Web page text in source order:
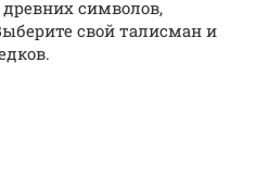
древних символов,
свой талисман и